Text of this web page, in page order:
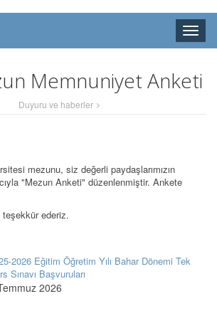
Toggle
Memnuniyet Anketi
Duyuru ve haberler
mezunu, siz değerli paydaşlarımızın
"Mezun Anketi" düzenlenmiştir. Ankete
teşekkür ederiz.
2026 Eğitim Öğretim Yılı Bahar Dönemi Tek
Sınavı Başvuruları
2026